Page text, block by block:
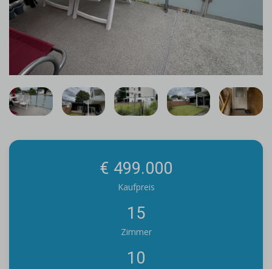
€ 499.000
Kaufpreis
15
Zimmer
10